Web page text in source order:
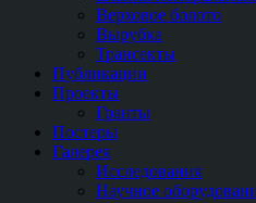
Верховое болото
Вырубка
Трансекты
Публикации
Проекты
Гранты
Постеры
Галерея
Исследования
Научное